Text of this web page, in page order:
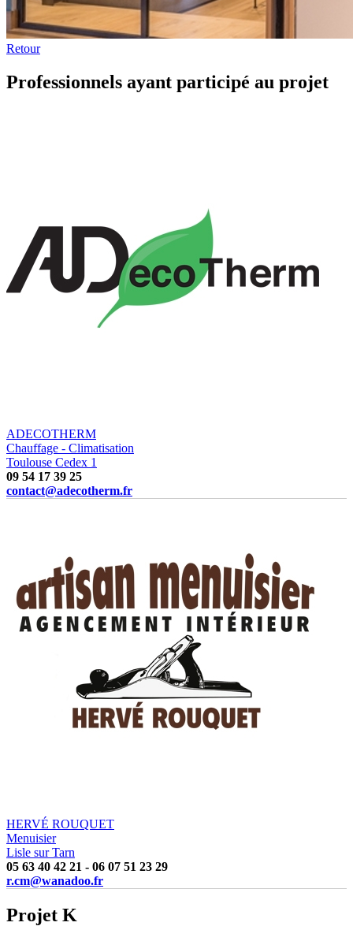
Retour
Professionnels ayant participé au projet
ADECOTHERM
Chauffage - Climatisation
Toulouse Cedex 1
09 54 17 39 25
contact@adecotherm.fr
HERVÉ ROUQUET
Menuisier
Lisle sur Tarn
05 63 40 42 21 - 06 07 51 23 29
r.cm@wanadoo.fr
Projet K